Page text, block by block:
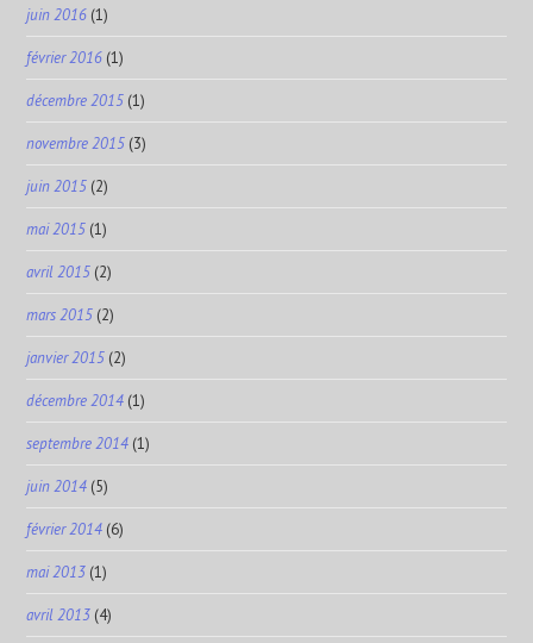
juin 2016 (1)
février 2016 (1)
décembre 2015 (1)
novembre 2015 (3)
juin 2015 (2)
mai 2015 (1)
avril 2015 (2)
mars 2015 (2)
janvier 2015 (2)
décembre 2014 (1)
septembre 2014 (1)
juin 2014 (5)
février 2014 (6)
mai 2013 (1)
avril 2013 (4)